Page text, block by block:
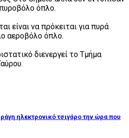
όπλο.
είναι να πρόκειται για πυρά
αεροβόλο όπλο.
διενεργεί το Τμήμα
ηλεκτρονικό τσιγάρο την ώρα που